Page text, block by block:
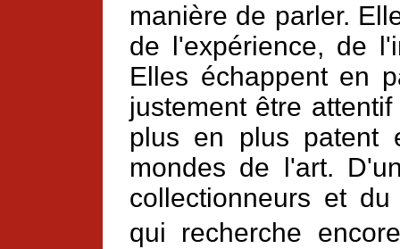
manière de parler.
de l'expérience, de
Elles échappent en
justement être
plus en plus patent
mondes de l'art.
collectionneurs et
qui recherche